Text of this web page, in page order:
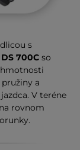
s
DS 700C so
hmotnosti
a
V teréne
rovnom